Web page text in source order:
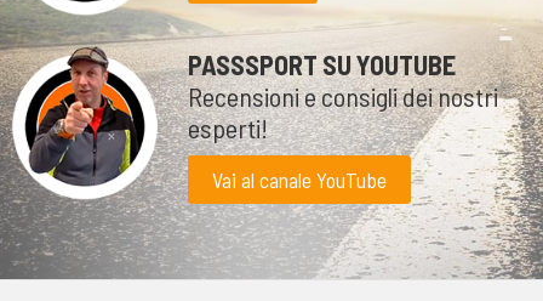
PASSSPORT SU YOUTUBE
Recensioni e consigli dei nostri
esperti!
Vai al canale YouTube